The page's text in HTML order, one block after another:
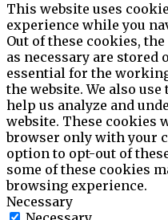
This website uses
experience while you
Out of these cookies,
as necessary are stored
essential for the
the website. We also
help us analyze and
website. These cookies
browser only with your
option to opt-out of
some of these cookies
browsing experience.
Necessary